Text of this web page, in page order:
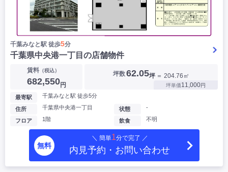
千葉みなと駅 徒歩5分
千葉県中央港一丁目の店舗物件
賃料（税込）
682,550円
坪数62.05坪 ＝ 204.76㎡
坪単価11,000円
最寄駅 千葉みなと駅 徒歩5分
住所 千葉県中央港一丁目
フロア 1階
状態 -
飲食 不明
無料
＼ 簡単1分で完了 ／
内見予約・お問い合わせ